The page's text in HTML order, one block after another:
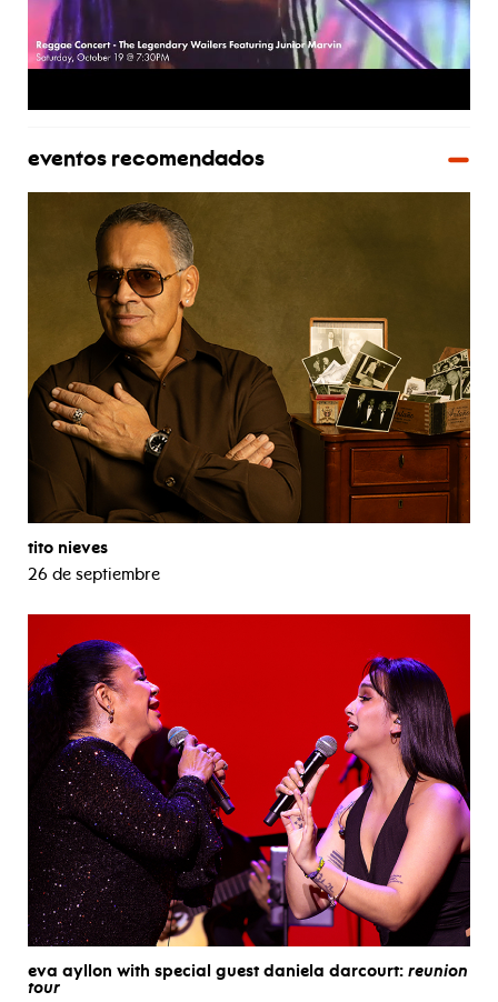
eventos recomendados
tito nieves
26 de septiembre
eva ayllon with special guest daniela darcourt: reunion
tour